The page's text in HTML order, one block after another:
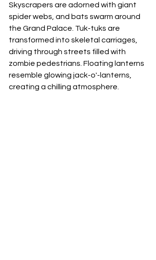
Skyscrapers are adorned with giant
spider webs, and bats swarm around
the Grand Palace. Tuk-tuks are
transformed into skeletal carriages,
driving through streets filled with
zombie pedestrians. Floating lanterns
resemble glowing jack-o'-lanterns,
creating a chilling atmosphere.